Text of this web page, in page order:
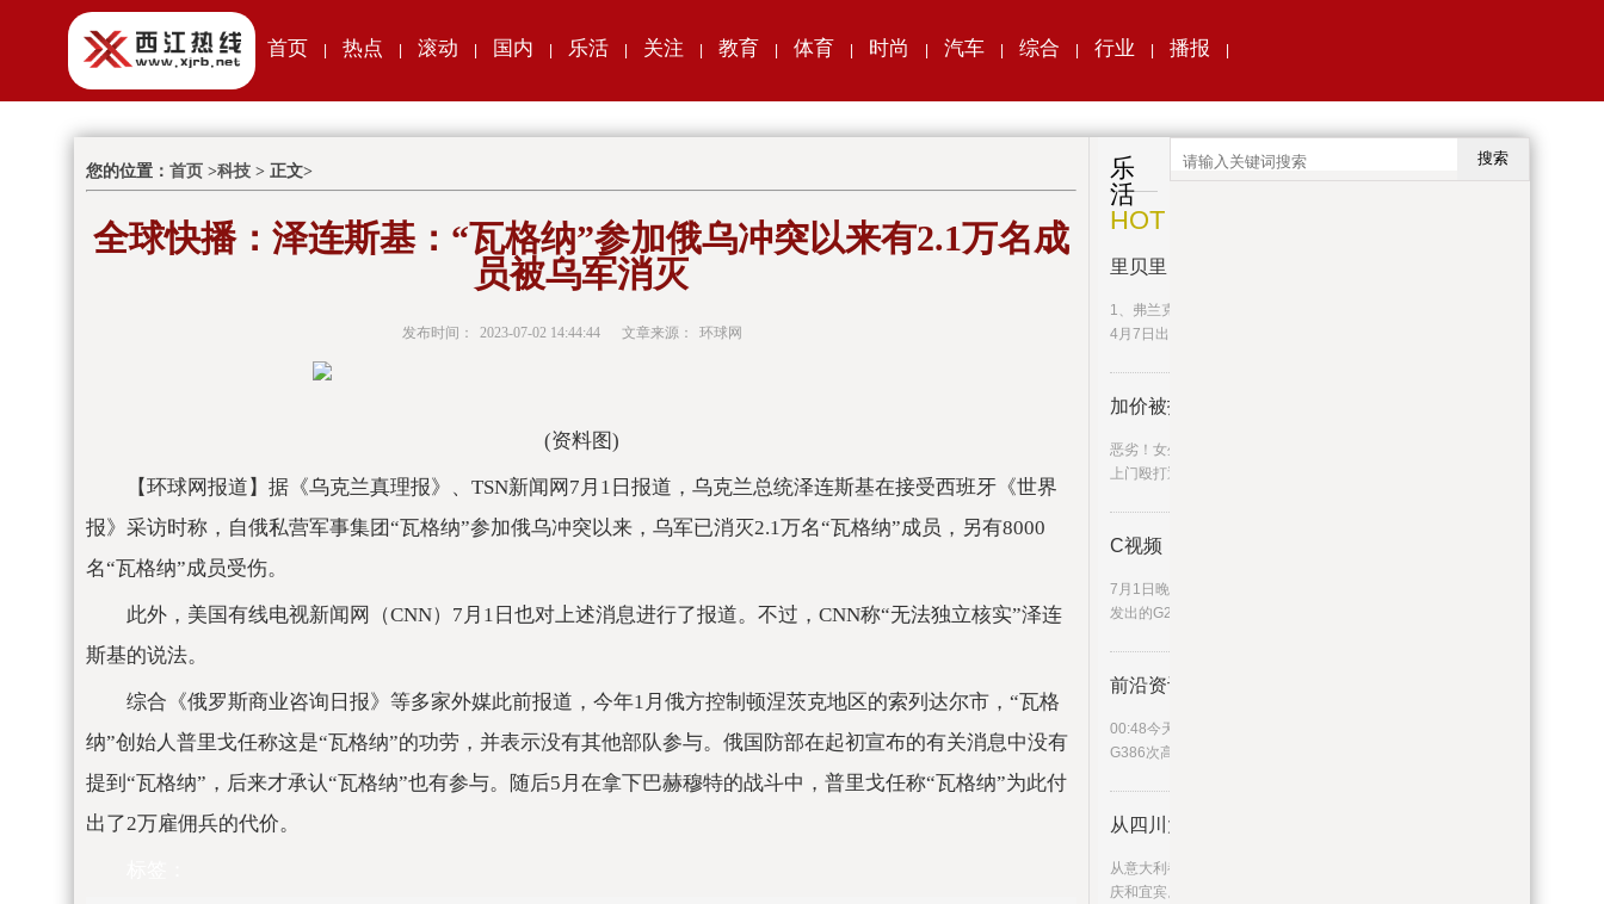
首页 热点 滚动 国内 乐活 关注 教育 体育 时尚 汽车 综合 行业 播报
您的位置： 首页 >科技 > 正文>
全球快播：泽连斯基：“瓦格纳”参加俄乌冲突以来有2.1万名成
员被乌军消灭
发布时间： 2023-07-02 14:44:44 文章来源： 环球网
(资料图)
【环球网报道】据《乌克兰真理报》、TSN新闻网7月1日报道，乌克兰总统泽连斯基在接受西班牙《世界
报》采访时称，自俄私营军事集团“瓦格纳”参加俄乌冲突以来，乌军已消灭2.1万名“瓦格纳”成员，另有8000
名“瓦格纳”成员受伤。
此外，美国有线电视新闻网（CNN）7月1日也对上述消息进行了报道。不过，CNN称“无法独立核实”泽连
斯基的说法。
综合《俄罗斯商业咨询日报》等多家外媒此前报道，今年1月俄方控制顿涅茨克地区的索列达尔市，“瓦格
纳”创始人普里戈任称这是“瓦格纳”的功劳，并表示没有其他部队参与。俄国防部在起初宣布的有关消息中没有
提到“瓦格纳”，后来才承认“瓦格纳”也有参与。随后5月在拿下巴赫穆特的战斗中，普里戈任称“瓦格纳”为此付
出了2万雇佣兵的代价。
搜索
乐
活
HOT
里贝里 关于里贝里的介绍 每日
1、弗兰克·里贝里（FranckRibéry），1983年
4月7日出生于法国滨海布洛
加价被拒，司机上门殴打母女：“
恶劣！女生拒绝中途加价被扔别处后又遭司机
上门殴打近日，19岁湖南女孩
C视频丨香港坐高铁抵蓉旅客：这
7月1日晚，伴着微热的暑气，从香港西九龙站
发出的G2964次动车抵达成都
前沿资讯!视频｜“文化济宁”高
00:48今天上午7时26分，“文化济宁”冠名的
G386次高铁列车准时从高铁济
从四川大学出发！“蓉火”开启成
从意大利都灵到北京，再到哈尔滨、深圳、重
庆和宜宾。一站站充满活力的